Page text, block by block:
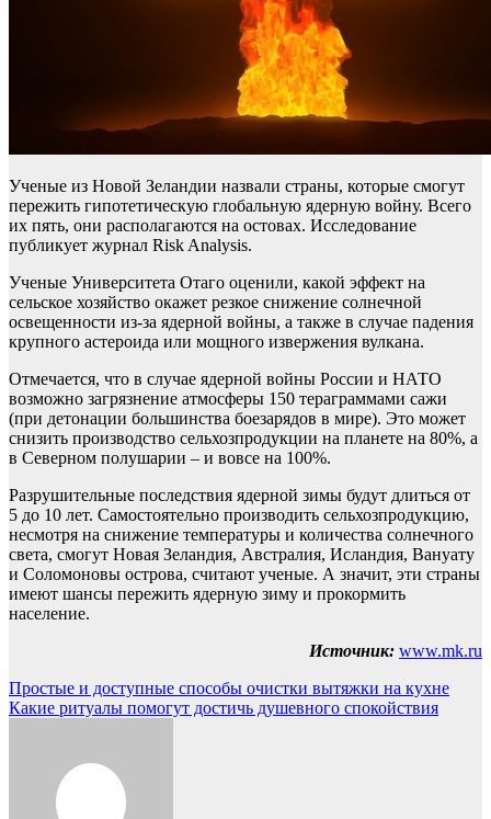
Ученые из Новой Зеландии назвали страны, которые смогут
пережить гипотетическую глобальную ядерную войну. Всего
их пять, они располагаются на остовах. Исследование
публикует журнал Risk Analysis.
Ученые Университета Отаго оценили, какой эффект на
сельское хозяйство окажет резкое снижение солнечной
освещенности из-за ядерной войны, а также в случае падения
крупного астероида или мощного извержения вулкана.
Отмечается, что в случае ядерной войны России и НАТО
возможно загрязнение атмосферы 150 тераграммами сажи
(при детонации большинства боезарядов в мире). Это может
снизить производство сельхозпродукции на планете на 80%, а
в Северном полушарии – и вовсе на 100%.
Разрушительные последствия ядерной зимы будут длиться от
5 до 10 лет. Самостоятельно производить сельхозпродукцию,
несмотря на снижение температуры и количества солнечного
света, смогут Новая Зеландия, Австралия, Исландия, Вануату
и Соломоновы острова, считают ученые. А значит, эти страны
имеют шансы пережить ядерную зиму и прокормить
население.
Источник: www.mk.ru
Навигация
по
Простые и доступные способы очистки вытяжки на кухне
Какие ритуалы помогут достичь душевного спокойствия